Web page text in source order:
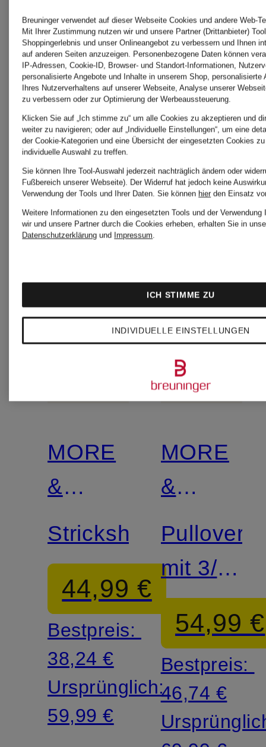
MORE
&
MORE
Pullover
mit 3/4-
Arm
69,99 €
MORE
&
MORE
Pullover
69,99 €
MORE
&
MORE
Strickshirt
44,99 €
Bestpreis:
38,24 €
Ursprünglich:
59,99 €
MORE
&
MORE
Pullover
mit 3/4-
Arm
54,99 €
Bestpreis:
46,74 €
Breuninger verwendet auf dieser Webseite Cookies und andere Web-
Mit Ihrer Zustimmung nutzen wir und unsere Partner (Drittanbieter)
Shoppingerlebnis und unser Onlineangebot zu verbessern und Ihnen
auf anderen Seiten anzuzeigen. Personenbezogene Daten können
IP-Adressen, Cookie-ID, Browser- und Standort-Informationen,
personalisierte Angebote und Inhalte in unserem Shop, personalisierte
Ihres Nutzerverhaltens auf unserer Webseite, Analyse unserer
zu verbessern oder zur Optimierung der Werbeaussteuerung.
Klicken Sie auf „Ich stimme zu“ um alle Cookies zu akzeptieren und
weiter zu navigieren; oder auf „Individuelle Einstellungen“, um eine
der Cookie-Kategorien und eine Übersicht der eingesetzten Cookies
individuelle Auswahl zu treffen.
Sie können Ihre Tool-Auswahl jederzeit nachträglich ändern oder
Fußbereich unserer Webseite). Der Widerruf hat jedoch keine
Verwendung der Tools und Ihrer Daten. Sie können hier den Einsatz
Weitere Informationen zu den eingesetzten Tools und der Verwendung
wir und unsere Partner durch die Cookies erheben, erhalten Sie in
Datenschutzerklärung und Impressum.
INDIVIDUELLE EINSTELLUNGEN
ICH STIMME ZU